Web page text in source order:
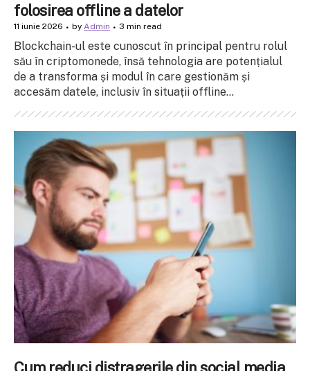
folosirea offline a datelor
11 iunie 2026 by Admin 3 min read
Blockchain-ul este cunoscut în principal pentru rolul
său în criptomonede, însă tehnologia are potențialul
de a transforma și modul în care gestionăm și
accesăm datele, inclusiv în situații offline...
Cum reduci distragerile din social media